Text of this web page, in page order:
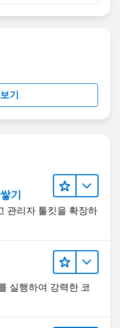
기
기
관리자 툴킷을 확장하
실행하여 강력한 코